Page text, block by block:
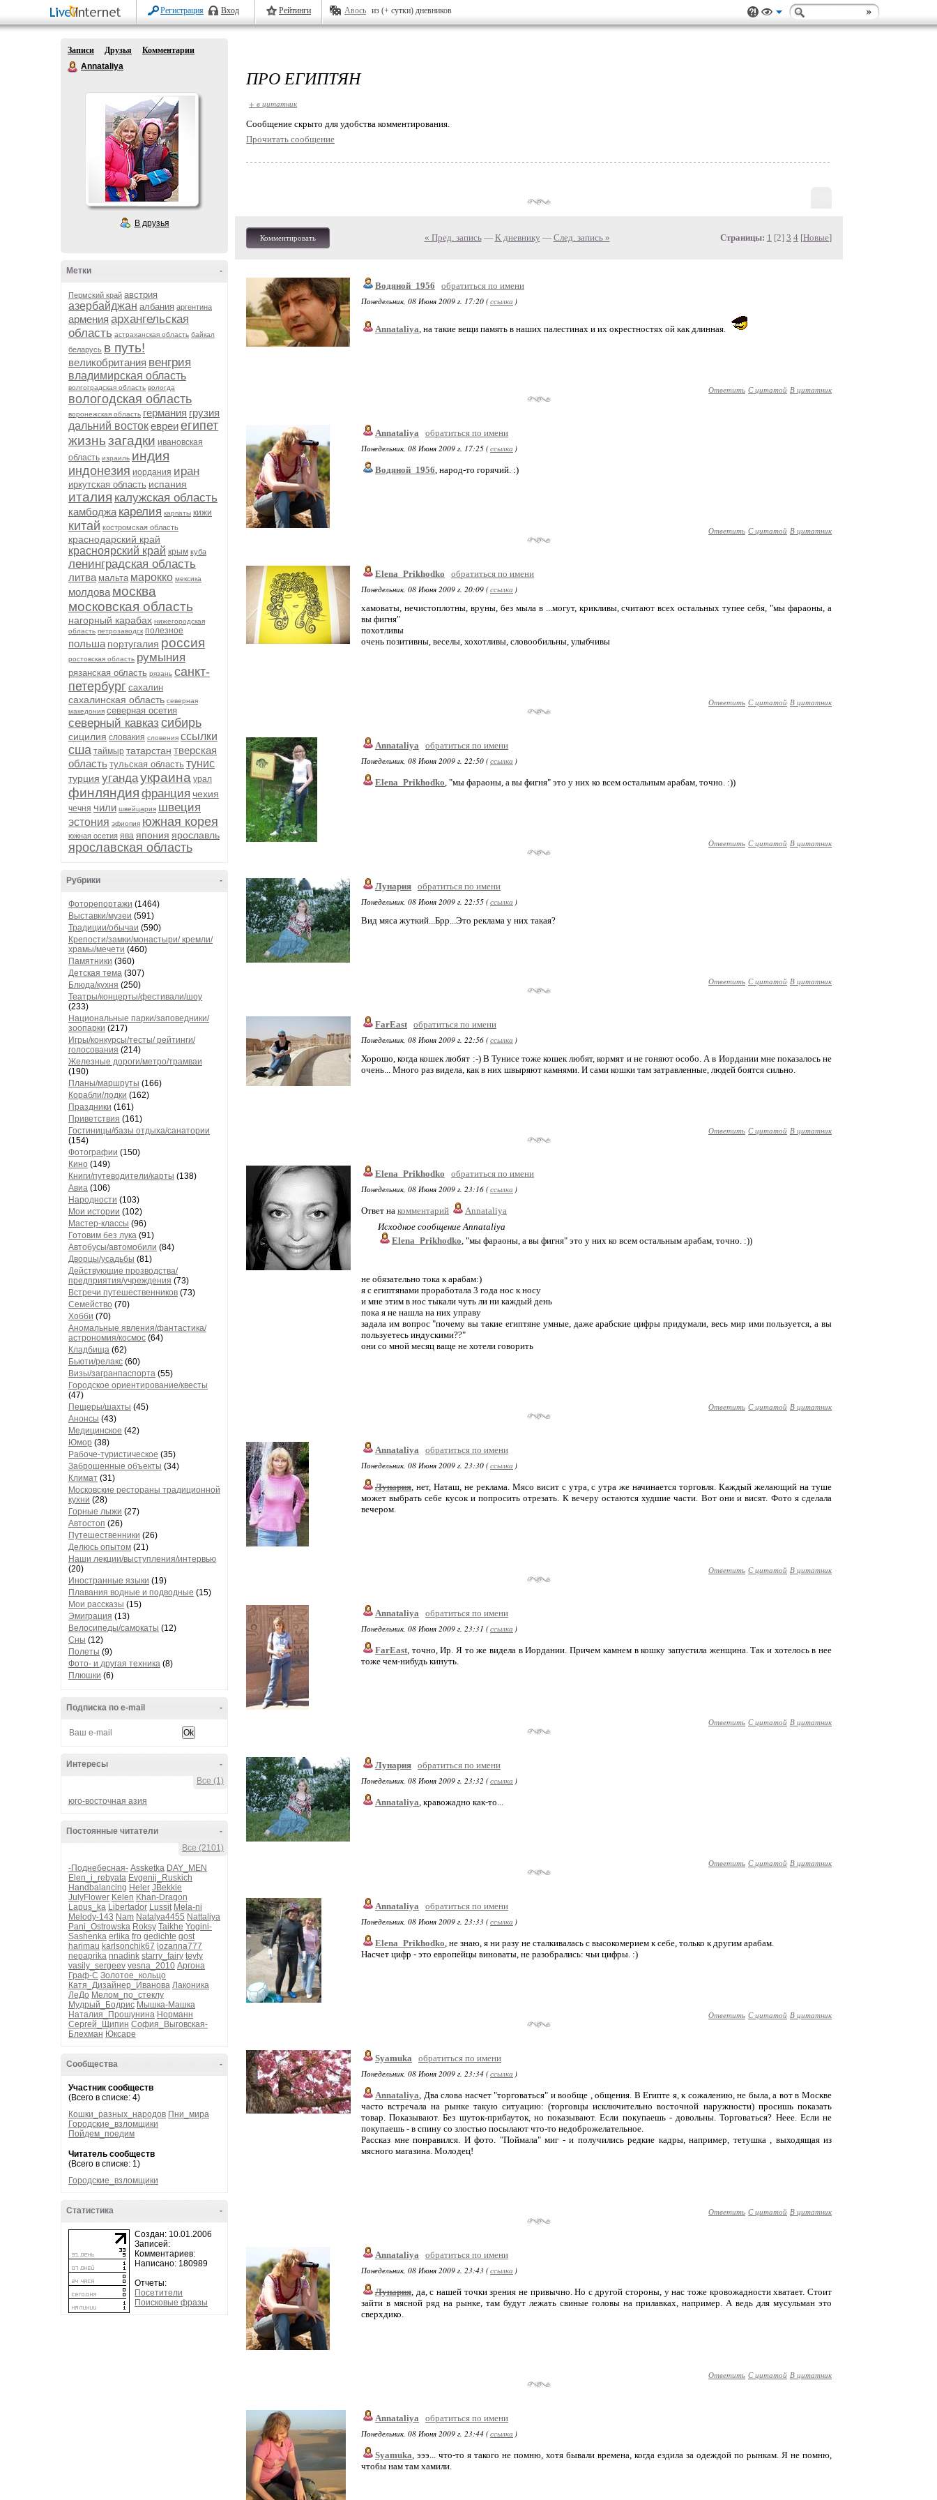
Регистрация Вход Рейтинги Авось из (+ сутки) дневников
Записи Друзья
Комментарии
Annataliya
В друзья
-
Метки
Пермский край австрия
азербайджан албания аргентина
армения архангельская
область астраханская область байкал
беларусь в путь!
великобритания венгрия
владимирская область
волгоградская область вологда
вологодская область
воронежская область германия грузия
дальний востокевреиегипет
жизньзагадки ивановская
область израиль индия
индонезия иордания иран
иркутская область испания
италия калужская область
камбоджа карелия карпаты кижи
китай костромская область
краснодарский край
красноярский край крым куба
ленинградская область
литва мальта марокко мексика
молдова москва
московская область
нагорный карабах нижегородская
область петрозаводск полезное
польша португалия россия
ростовская область румыния
рязанская область рязань санкт-
петербург сахалин
сахалинская область северная
македония северная осетия
северный кавказ сибирь
сицилия словакия словения ссылки
сша таймыр татарстан тверская
область тульская область тунис
турция угандаукраина урал
финляндия франция чехия
чечня чили швейцария швеция
эстония эфиопия южная корея
южная осетия ява япония ярославль
ярославская область
-
Рубрики
Фоторепортажи (1464)
Выставки/музеи (591)
Традиции/обычаи (590)
Крепости/замки/монастыри/ кремли/
храмы/мечети (460)
Памятники (360)
Детская тема (307)
Блюда/кухня (250)
Театры/концерты/фестивали/шоу
(233)
Национальные парки/заповедники/
зоопарки (217)
Игры/конкурсы/тесты/ рейтинги/
голосования (214)
Железные дороги/метро/трамваи
(190)
Планы/маршруты (166)
Корабли/лодки (162)
Праздники (161)
Приветствия (161)
Гостиницы/базы отдыха/санатории
(154)
Фотографии (150)
Кино (149)
Книги/путеводители/карты (138)
Авиа (106)
Народности (103)
Мои истории (102)
Мастер-классы (96)
Готовим без лука (91)
Автобусы/автомобили (84)
Дворцы/усадьбы (81)
Действующие прозводства/
предприятия/учреждения (73)
Встречи путешественников (73)
Семейство (70)
Хобби (70)
Аномальные явления/фантастика/
астрономия/космос (64)
Кладбища (62)
Бьюти/релакс (60)
Визы/загранпаспорта (55)
Городское ориентирование/квесты
(47)
Пещеры/шахты (45)
Анонсы (43)
Медицинское (42)
Юмор (38)
Рабоче-туристическое (35)
Заброшенные объекты (34)
Климат (31)
Московские рестораны традиционной
кухни (28)
Горные лыжи (27)
Автостоп (26)
Путешественники (26)
Делюсь опытом (21)
Наши лекции/выступления/интервью
(20)
Иностранные языки (19)
Плавания водные и подводные (15)
Мои рассказы (15)
Эмиграция (13)
Велосипеды/самокаты (12)
Сны (12)
Полеты (9)
Фото- и другая техника (8)
Плюшки (6)
-
Подписка по e-mail
-
Интересы
Все (1)
юго-восточная азия
-
Постоянные читатели
Все (2101)
-Поднебесная- Assketka DAY_MEN
Elen_i_rebyata Evgenij_Ruskich
Handbalancing Heler JBekkie
JulyFlower Kelen Khan-Dragon
Lapus_ka Libertador Lussit Mela-ni
Melody-143 Nam Natalya4455 Nattaliya
Pani_Ostrowska Roksy Taikhe Yogini-
Sashenka erlika fro gedichte gost
harimau karlsonchik67 lozanna777
nepaprika nnadink starry_fairy teyty
vasily_sergeev vesna_2010 Аргона
Граф-С Золотое_кольцо
Катя_Дизайнер_Иванова Лаконика
ЛеДо Мелом_по_стеклу
Мудрый_Бодрис Мышка-Машка
Наталия_Прошунина Норманн
Сергей_Щипин София_Выговская-
Блехман Юксаре
-
Сообщества
Участник сообществ
(Всего в списке: 4)
Кошки_разных_народов Пни_мира
Городские_взломщики
Пойдем_поедим
Читатель сообществ
(Всего в списке: 1)
Городские_взломщики
-
Статистика
Создан: 10.01.2006
Записей:
Комментариев:
Написано: 180989
Отчеты:
Посетители
Поисковые фразы
ПРО ЕГИПТЯН
+ в цитатник
Cообщение скрыто для удобства комментирования.
Прочитать сообщение
Комментировать « Пред. запись— К дневнику — След. запись » Страницы: 1 [2] 3 4 [Новые]
Водяной_1956
обратиться по имени
Понедельник, 08 Июня 2009 г. 17:20 (ссылка )
Annataliya, на такие вещи память в наших палестинах и их окрестностях ой как длинная.
Ответить С цитатой В цитатник
Annataliya
обратиться по имени
Понедельник, 08 Июня 2009 г. 17:25 (ссылка )
Водяной_1956, народ-то горячий. :)
Ответить С цитатой В цитатник
Elena_Prikhodko
обратиться по имени
Понедельник, 08 Июня 2009 г. 20:09 (ссылка )
хамоваты, нечистоплотны, вруны, без мыла в ...могут, крикливы, считают всех остальных тупее себя, "мы фараоны, а
вы фигня"
похотливы
очень позитивны, веселы, хохотливы, словообильны, улыбчивы
Ответить С цитатой В цитатник
Annataliya
обратиться по имени
Понедельник, 08 Июня 2009 г. 22:50 (ссылка )
Elena_Prikhodko, "мы фараоны, а вы фигня" это у них ко всем остальным арабам, точно. :))
Ответить С цитатой В цитатник
Лунария обратиться по имени
Понедельник, 08 Июня 2009 г. 22:55 (ссылка )
Вид мяса жуткий...Брр...Это реклама у них такая?
Ответить С цитатой В цитатник
FarEast обратиться по имени
Понедельник, 08 Июня 2009 г. 22:56 (ссылка )
Хорошо, когда кошек любят :-) В Тунисе тоже кошек любят, кормят и не гоняют особо. А в Иордании мне показалось не
очень... Много раз видела, как в них швыряют камнями. И сами кошки там затравленные, людей боятся сильно.
Ответить С цитатой В цитатник
Elena_Prikhodko
обратиться по имени
Понедельник, 08 Июня 2009 г. 23:16 (ссылка )
Ответ на комментарий
Annataliya
Исходное сообщение Annataliya
Elena_Prikhodko, "мы фараоны, а вы фигня" это у них ко всем остальным арабам, точно. :))
не обязательно тока к арабам:)
я с египтянами проработала 3 года нос к носу
и мне этим в нос тыкали чуть ли ни каждый день
пока я не нашла на них управу
задала им вопрос "почему вы такие египтяне умные, даже арабские цифры придумали, весь мир ими пользуется, а вы
пользуетесь индускими??"
они со мной месяц ваще не хотели говорить
Ответить С цитатой В цитатник
Annataliya
обратиться по имени
Понедельник, 08 Июня 2009 г. 23:30 (ссылка )
Лунария, нет, Наташ, не реклама. Мясо висит с утра, с утра же начинается торговля. Каждый желающий на туше
может выбрать себе кусок и попросить отрезать. К вечеру остаются худшие части. Вот они и висят. Фото я сделала
вечером.
Ответить С цитатой В цитатник
Annataliya
обратиться по имени
Понедельник, 08 Июня 2009 г. 23:31 (ссылка )
FarEast, точно, Ир. Я то же видела в Иордании. Причем камнем в кошку запустила женщина. Так и хотелось в нее
тоже чем-нибудь кинуть.
Ответить С цитатой В цитатник
Лунария обратиться по имени
Понедельник, 08 Июня 2009 г. 23:32 (ссылка )
Annataliya, кравожадно как-то...
Ответить С цитатой В цитатник
Annataliya
обратиться по имени
Понедельник, 08 Июня 2009 г. 23:33 (ссылка )
Elena_Prikhodko, не знаю, я ни разу не сталкивалась с высокомерием к себе, только к другим арабам.
Насчет цифр - это европейцы виноваты, не разобрались: чьи цифры. :)
Ответить С цитатой В цитатник
Syamuka
обратиться по имени
Понедельник, 08 Июня 2009 г. 23:34 (ссылка )
Annataliya, Два слова насчет "торговаться" и вообще , общения. В Египте я, к сожалению, не была, а вот в Москве
часто встречала на рынке такую ситуацию: (торговцы исключительно восточной наружности) просишь показать
товар. Показывают. Без шуток-прибауток, но показывают. Если покупаешь - довольны. Торговаться? Неее. Если не
покупаешь - в спину со злостью посылают что-то недоброжелательное.
Рассказ мне понравился. И фото. "Поймала" миг - и получились редкие кадры, например, тетушка , выходящая из
мясного магазина. Молодец!
Ответить С цитатой В цитатник
Annataliya
обратиться по имени
Понедельник, 08 Июня 2009 г. 23:43 (ссылка )
Лунария, да, с нашей точки зрения не привычно. Но с другой стороны, у нас тоже кровожадности хватает. Стоит
зайти в мясной ряд на рынке, там будут лежать свиные головы на прилавках, например. А ведь для мусульман это
сверхдико.
Ответить С цитатой В цитатник
Annataliya
обратиться по имени
Понедельник, 08 Июня 2009 г. 23:44 (ссылка )
Syamuka, эээ... что-то я такого не помню, хотя бывали времена, когда ездила за одеждой по рынкам. Я не помню,
чтобы нам там хамили.